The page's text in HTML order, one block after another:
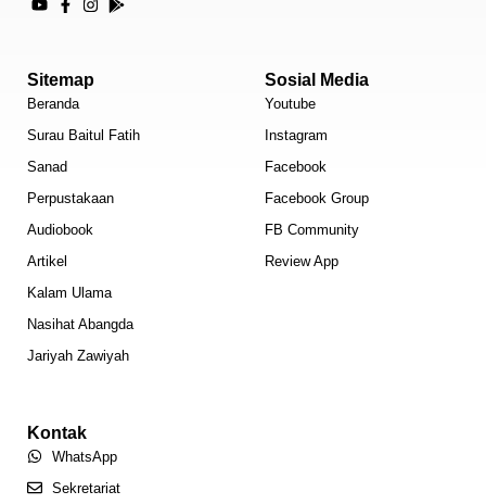
Sitemap
Beranda
Surau Baitul Fatih
Sanad
Perpustakaan
Audiobook
Artikel
Kalam Ulama
Nasihat Abangda
Jariyah Zawiyah
Sosial Media
Youtube
Instagram
Facebook
Facebook Group
FB Community
Review App
Kontak
WhatsApp
Sekretariat